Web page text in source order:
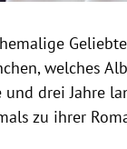
welches
drei Jahre
zu ihrer